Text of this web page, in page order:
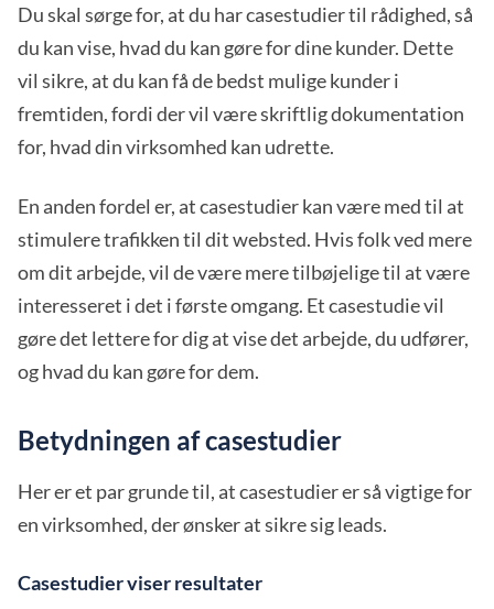
Du skal sørge for, at du har casestudier til rådighed, så
du kan vise, hvad du kan gøre for dine kunder. Dette
vil sikre, at du kan få de bedst mulige kunder i
fremtiden, fordi der vil være skriftlig dokumentation
for, hvad din virksomhed kan udrette.
En anden fordel er, at casestudier kan være med til at
stimulere trafikken til dit websted. Hvis folk ved mere
om dit arbejde, vil de være mere tilbøjelige til at være
interesseret i det i første omgang. Et casestudie vil
gøre det lettere for dig at vise det arbejde, du udfører,
og hvad du kan gøre for dem.
Betydningen af casestudier
Her er et par grunde til, at casestudier er så vigtige for
en virksomhed, der ønsker at sikre sig leads.
Casestudier viser resultater